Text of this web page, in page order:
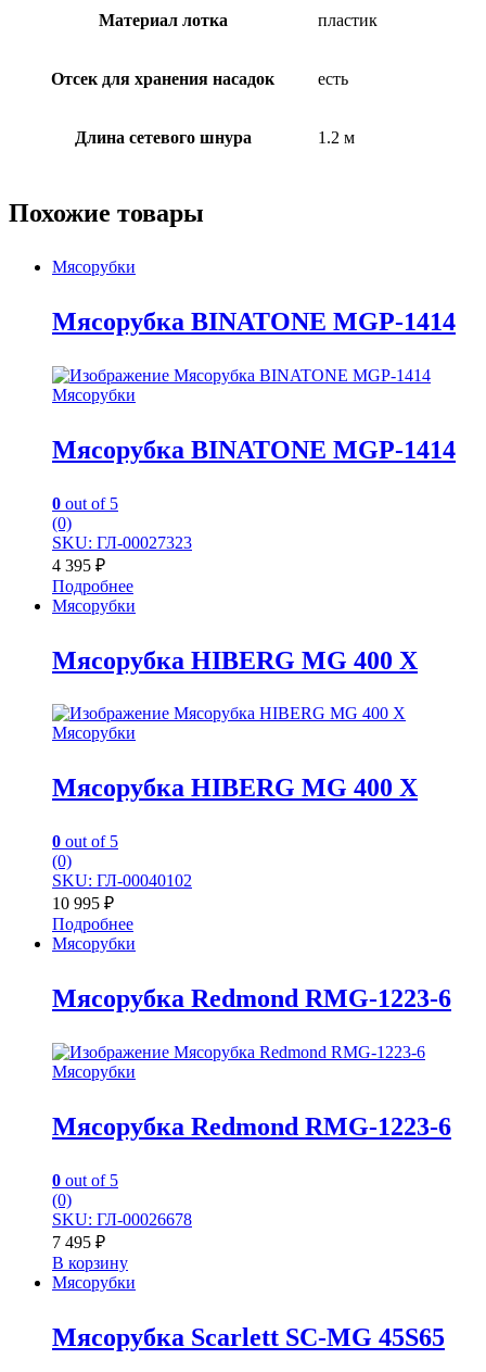
Материал лотка пластик
Отсек для хранения насадок есть
Длина сетевого шнура 1.2 м
Похожие товары
Мясорубки
Мясорубка BINATONE MGP-1414
Мясорубки
Мясорубка BINATONE MGP-1414
0 out of 5
(0)
SKU: ГЛ-00027323
4 395 ₽
Подробнее
Мясорубки
Мясорубка HIBERG MG 400 X
Мясорубки
Мясорубка HIBERG MG 400 X
0 out of 5
(0)
SKU: ГЛ-00040102
10 995 ₽
Подробнее
Мясорубки
Мясорубка Redmond RMG-1223-6
Мясорубки
Мясорубка Redmond RMG-1223-6
0 out of 5
(0)
SKU: ГЛ-00026678
7 495 ₽
В корзину
Мясорубки
Мясорубка Scarlett SC-MG 45S65